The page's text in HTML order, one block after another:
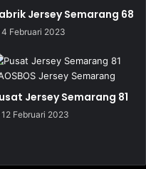
Jersey Semarang 68
4 Februari 2023
Jersey Semarang 81
12 Februari 2023